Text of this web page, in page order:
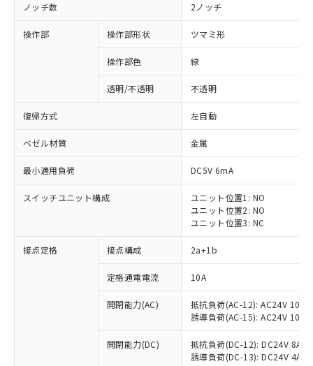
ノッチ数 2ノッチ
操作部 操作部形状 ツマミ形
操作部色 緑
透明/不透明 不透明
復帰方式 左自動
ベゼル材質 金属
最小適用負荷 DC5V 6mA
スイッチユニット構成
ユニット位置1: NO
ユニット位置2: NO
ユニット位置3: NC
接点定格 接点構成 2a+1b
定格通電電流 10A
開閉能力(AC)
抵抗負荷(AC-12): AC24V 10A/
誘導負荷(AC-15): AC24V
開閉能力(DC)
抵抗負荷(DC-12): DC24V 8A/
誘導負荷(DC-13): DC24V 4A/
ご利用条件
対応済み：EU RoHS指令（10物質）の
非含有に対応した製品が提供可能な商品で
有に対応した製品に切り替える予定のある